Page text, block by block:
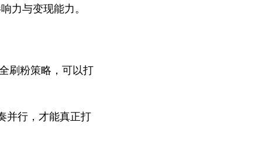
力与变现能力。
刷粉策略，可以打
并行，才能真正打